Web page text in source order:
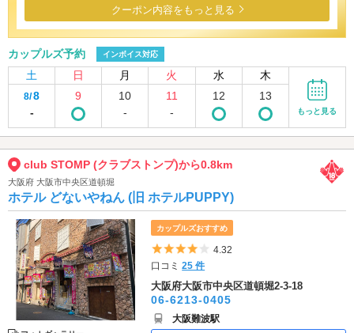
クーポン内容をもっと見る
カップルズ予約 インボイス対応
土 日 月 火 水 木
8/8
-
9
10
-
11
-
12 13
もっと見る
club STOMP (クラブストンプ)から0.8km
大阪府 大阪市中央区道頓堀
ホテル どないやねん (旧 ホテルPUPPY)
カップルズおすすめ
5つ星のうち4
4.32
口コミ25 件
大阪府大阪市中央区道頓堀2-3-18
06-6213-0405
大阪難波駅